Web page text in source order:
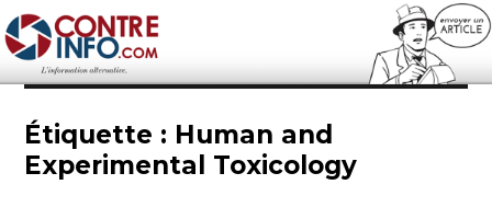
Contre-Info
Étiquette : Human and
Experimental Toxicology